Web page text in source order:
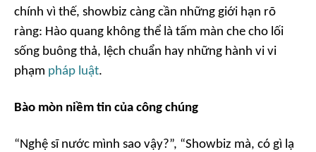
chính vì thế, showbiz càng cần những giới hạn rõ
ràng: Hào quang không thể là tấm màn che cho lối
sống buông thả, lệch chuẩn hay những hành vi vi
phạm pháp luật.
Bào mòn niềm tin của công chúng
“Nghệ sĩ nước mình sao vậy?”, “Showbiz mà, có gì lạ